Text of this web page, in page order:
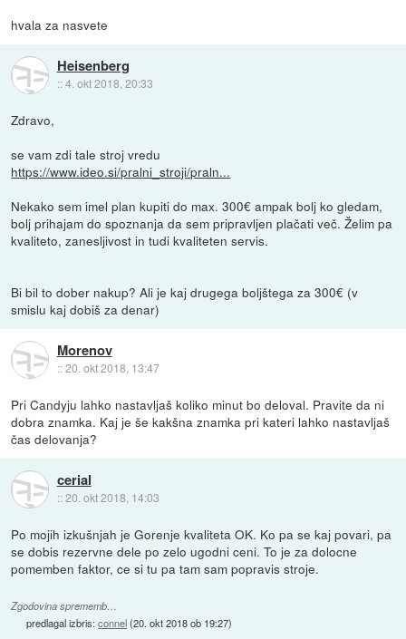
hvala za nasvete
Heisenberg
::4. okt 2018, 20:33
Zdravo,
se vam zdi tale stroj vredu
https://www.ideo.si/pralni_stroji/praln...
Nekako sem imel plan kupiti do max. 300€ ampak bolj ko gledam,
bolj prihajam do spoznanja da sem pripravljen plačati več. Želim pa
kvaliteto, zanesljivost in tudi kvaliteten servis.
Bi bil to dober nakup? Ali je kaj drugega boljštega za 300€ (v
smislu kaj dobiš za denar)
Morenov
::20. okt 2018, 13:47
Pri Candyju lahko nastavljaš koliko minut bo deloval. Pravite da ni
dobra znamka. Kaj je še kakšna znamka pri kateri lahko nastavljaš
čas delovanja?
cerial
::20. okt 2018, 14:03
Po mojih izkušnjah je Gorenje kvaliteta OK. Ko pa se kaj povari, pa
se dobis rezervne dele po zelo ugodni ceni. To je za dolocne
pomemben faktor, ce si tu pa tam sam popravis stroje.
Zgodovina sprememb…
predlagal izbris:connel(20. okt 2018 ob 19:27)